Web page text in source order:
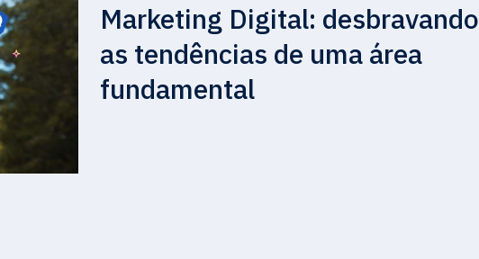
Marketing Digital: desbravando
as tendências de uma área
fundamental